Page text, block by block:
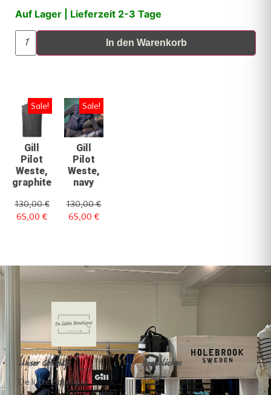
Auf Lager | Lieferzeit 2-3 Tage
In den Warenkorb
Sale!
Gill
Pilot
Weste,
graphite
130,00€
65,00€
Sale!
Gill
Pilot
Weste,
navy
130,00€
65,00 €
Unser Geschäft
De lütte Boutique
Rechtliches
AGB